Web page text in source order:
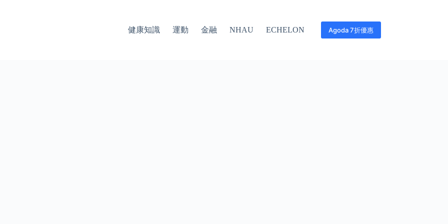
健康知識 運動 金融 NHAU ECHELON Agoda 7折優惠